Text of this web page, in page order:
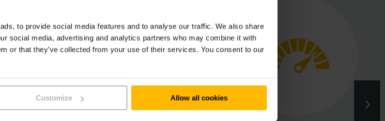
to provide social media features and to analyse our traffic. We also share
social media, advertising and analytics partners who may combine it with
or that they’ve collected from your use of their services. You consent to our
Customize Allow all cookies